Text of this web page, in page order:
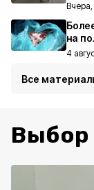
Вчера,
на
4
Все
Выбор